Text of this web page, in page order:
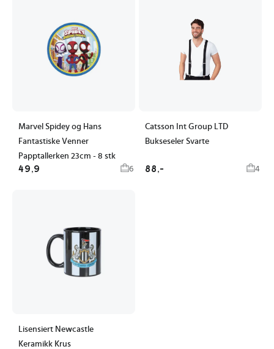
Marvel Spidey og Hans
Fantastiske Venner
Papptallerken 23cm - 8 stk
49,9 6
Catsson Int Group LTD
Bukseseler Svarte
88,- 4
Lisensiert Newcastle
Keramikk Krus